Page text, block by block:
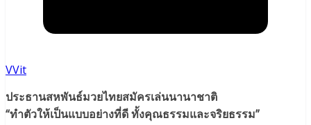
VVit
ประธานสหพันธ์มวยไทยสมัครเล่นนานาชาติ
“ทำตัวให้เป็นแบบอย่างที่ดี ทั้งคุณธรรมและจริยธรรม”